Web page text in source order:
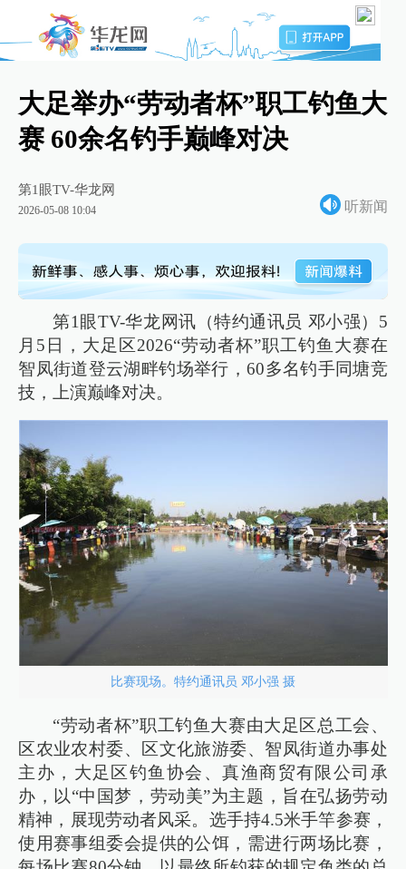
大足举办“劳动者杯”职工钓鱼大
赛 60余名钓手巅峰对决
第1眼TV-华龙网
2026-05-08 10:04 听新闻
第1眼TV-华龙网讯（特约通讯员 邓小强）5
月5日，大足区2026“劳动者杯”职工钓鱼大赛在
智凤街道登云湖畔钓场举行，60多名钓手同塘竞
技，上演巅峰对决。
比赛现场。特约通讯员 邓小强 摄
“劳动者杯”职工钓鱼大赛由大足区总工会、
区农业农村委、区文化旅游委、智凤街道办事处
主办，大足区钓鱼协会、真渔商贸有限公司承
办，以“中国梦，劳动美”为主题，旨在弘扬劳动
精神，展现劳动者风采。选手持4.5米手竿参赛，
使用赛事组委会提供的公饵，需进行两场比赛，